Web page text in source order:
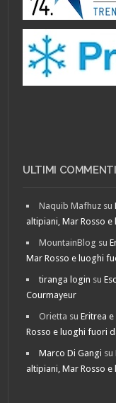
ULTIMI COMMENTI
Naquib Mafhuz su
altipiani, Mar Rosso
MountainBlog su
Mar Rosso e luoghi
tiranga login su
Courmayeur
Orietta suEritrea
Rosso e luoghi fuori
Marco Di Gangi su
altipiani, Mar Rosso